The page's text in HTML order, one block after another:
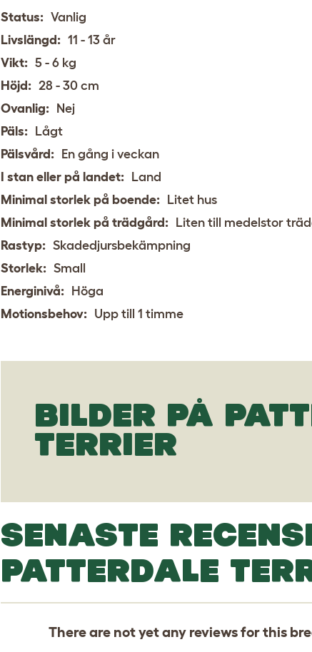
Status: Vanlig
Livslängd: 11 - 13 år
Vikt: 5 - 6 kg
Höjd: 28 - 30 cm
Ovanlig: Nej
Päls: Lågt
Pälsvård: En gång i veckan
I stan eller på landet: Land
Minimal storlek på boende: Litet hus
Minimal storlek på trädgård: Liten till medelstor
Rastyp: Skadedjursbekämpning
Storlek: Small
Energinivå: Höga
Motionsbehov: Upp till 1 timme
BILDER PÅ
TERRIER
SENASTE
PATTERDALE
There are not yet any reviews for this